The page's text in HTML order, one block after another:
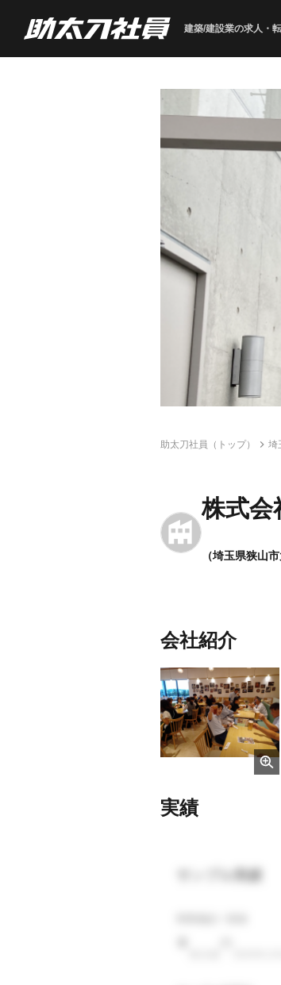
建築/建設業の求人・
助太刀社員（トップ） 埼
株式会
（埼玉県狭山
会社紹介
実績